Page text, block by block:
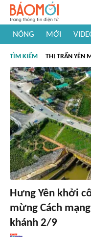
NÓNG MỚI
#Khám phá thế giới
TÌM KIẾM THỊ TRẤN YÊN
Hưng Yên khởi
mừng Cách
khánh 2/9